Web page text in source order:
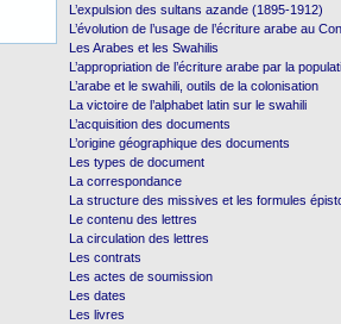
L’expulsion des sultans azande (1895-1912)
L’évolution de l’usage de l’écriture arabe au
Les Arabes et les Swahilis
L’appropriation de l’écriture arabe par la
L’arabe et le swahili, outils de la colonisation
La victoire de l’alphabet latin sur le swahili
L’acquisition des documents
L’origine géographique des documents
Les types de document
La correspondance
La structure des missives et les formules
Le contenu des lettres
La circulation des lettres
Les contrats
Les actes de soumission
Les dates
Les livres